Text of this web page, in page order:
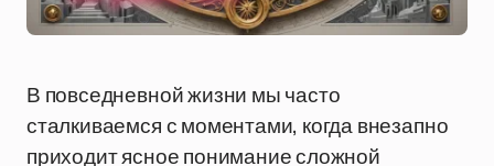
В повседневной жизни мы часто
сталкиваемся с моментами, когда внезапно
приходит ясное понимание сложной